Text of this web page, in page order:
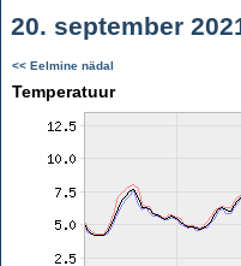
20. september
<< Eelmine nädal
Temperatuur